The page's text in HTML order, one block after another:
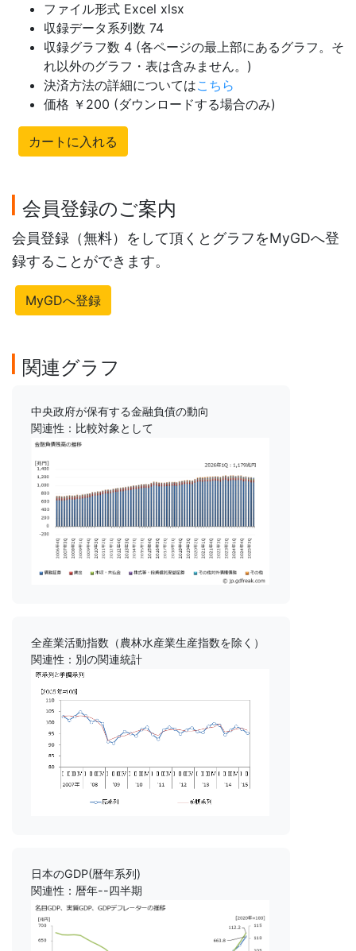
ファイル形式 Excel xlsx
収録データ系列数 74
収録グラフ数 4 (各ページの最上部にあるグラフ。そ
れ以外のグラフ・表は含みません。)
決済方法の詳細についてはこちら
価格 ￥200 (ダウンロードする場合のみ)
カートに入れる
会員登録のご案内
会員登録（無料）をして頂くとグラフをMyGDへ登
録することができます。
MyGDへ登録
関連グラフ
中央政府が保有する金融負債の動向
関連性：比較対象として
全産業活動指数（農林水産業生産指数を除く）
関連性：別の関連統計
日本のGDP(暦年系列)
関連性：暦年--四半期